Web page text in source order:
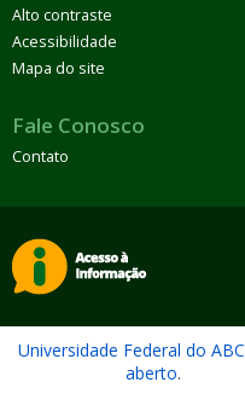
Alto contraste
Acessibilidade
Mapa do site
Fale Conosco
Contato
Universidade Federal do ABC
aberto.